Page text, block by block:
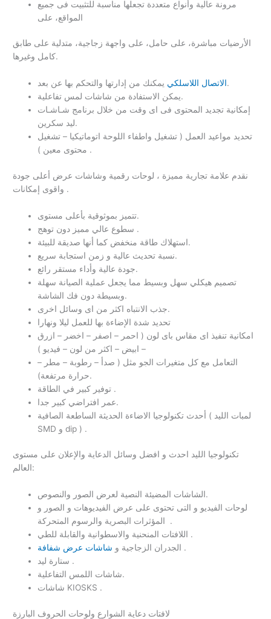
مرونة عالية وأنواع متعددة تجعلها مناسبة للتثبيت فى جميع
المواقع، على
الأرضيات مباشرة، على حامل، على واجهة زجاجية، متدلية على طابق
كامل وغيرها.
الاتصال اللاسلكييمكنك من إدارتها والتحكم بها عن بعد.
يمكن الاستفادة من شاشات لمس تفاعلية.
إمكانية تجديد المحتوى فى اى وقت من خلال برنامج شـاشـات
ليد سكرين.
تحديد مواعيد العمل ( تشغيل واطفاء اللوحة اتوماتيكيا – تشغيل
محتوى معين ) .
نقدم علامة تجارية مميزة ، لوحات رقمية وشاشات عرض أعلى جودة
واقوى إمكانات .
تتميز بموثوقية بأعلى مستوى.
سطوع عالي مميز دون توهج .
استهلاك طاقة منخفض كما أنها صديقة للبيئة.
نسبة تحديث عالية و زمن استجابة سريع.
جودة عالية وأداء مستقر رائع.
تصميم هيكلي سهل وبسيط مما يجعل عملية الصيانة سهلة
وبسيطة دون فك الشاشة.
جذب الانتباه اكثر من اى وسائل اخرى.
تحديد شدة الإضاءة بها للعمل ليلا ونهارا
امكانية تنفيذ اى مقاس باى لون ( احمر – اصفر – اخضر – ازرق
– ابيض – اكثر من لون – فيديو )
التعامل مع كل متغيرات الجو مثل ( صدأ – رطوبة – مطر –
حرارة مرتفعة).
توفير كبير في الطاقة .
عمر افتراضي كبير جدا.
أحدث تكنولوجيا الاضاءة الحديثة الساطعة الصافية ( لمبات الليد
SMD و dip ) .
تكنولوجيا الليد احدث و افضل وسائل الدعاية والإعلان على مستوى
العالم:
الشاشات المضيئة النصية لعرض الصور والنصوص.
لوحات الفيديو و التى تحتوى على عرض الفيديوهات و الصور و
المؤثرات البصرية والرسوم المتحركة .
اللافتات المنحنية والاسطوانية والقابلة للطي .
الجدران الزجاجية و شاشات عرض شفافة
.
ستارة ليد .
شاشات اللمس التفاعلية.
شاشات KIOSKS .
لافتات دعاية الشوارع ولوحات الحروف البارزة